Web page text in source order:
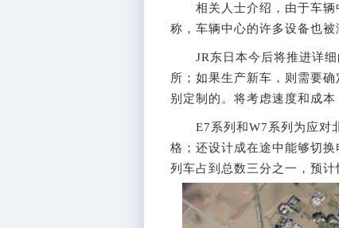
相关人士介绍，由于车辆
称，车辆中心的许多设备也被
JR东日本今后将推进详细
所；如果生产新车，则需要
别定制的。将考虑速度和成本
E7系列和W7系列为应对北
格；还设计成在途中能够切
列车占到总数三分之一，预